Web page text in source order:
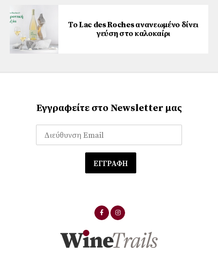
Το Lac des Roches ανανεωμένο δίνει
γεύση στο καλοκαίρι
Εγγραφείτε στο Newsletter μας